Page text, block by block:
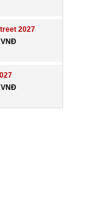
2027
VNĐ
VNĐ